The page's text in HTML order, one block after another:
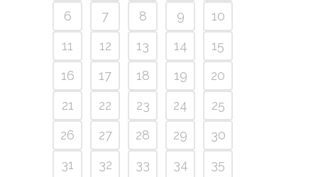
6
7 8 9
10
11
12 13 14
15
16
17 18 19
20
21
22 23 24
25
26
27 28 29
30
31
32 33 34
35